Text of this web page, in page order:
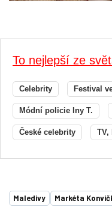
To nejlepší ze
Celebrity Festival
Módní policie Iny T.
České celebrity TV,
Maledivy Markéta